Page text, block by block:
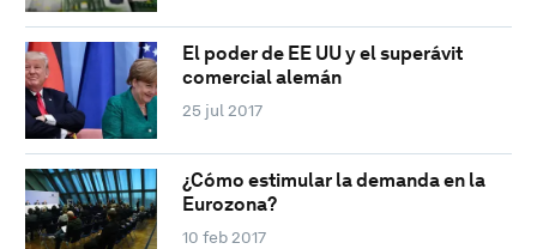
El poder de EE UU y el superávit
comercial alemán
25 jul 2017
¿Cómo estimular la demanda en la
Eurozona?
10 feb 2017